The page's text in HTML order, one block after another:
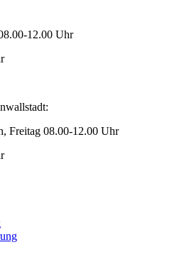
12.00 Uhr
Freitag 08.00-12.00 Uhr